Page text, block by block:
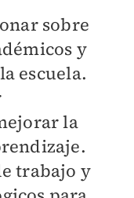
sobre
y
escuela.
la
trabajo y